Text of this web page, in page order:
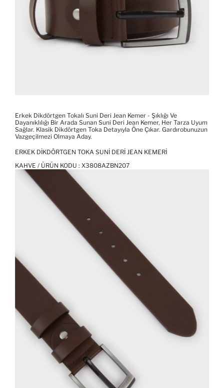
Erkek Dikdörtgen Tokalı Suni Deri Jean Kemer - Şıklığı Ve
Dayanıklılığı Bir Arada Sunan Suni Deri Jean Kemer, Her Tarza Uyum
Sağlar. Klasik Dikdörtgen Toka Detayıyla Öne Çıkar. Gardırobunuzun
Vazgeçilmezi Olmaya Aday.
ERKEK DIKDÖRTGEN TOKA SUNI DERI JEAN KEMERI
KAHVE / ÜRÜN KODU : X3808AZBN207